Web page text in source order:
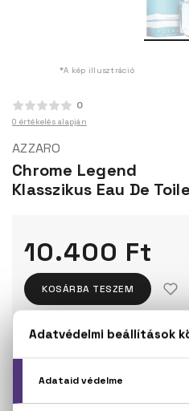
*A kép illusztráció
0
0 értékelés alapján
AZZARO
Chrome Legend
Klasszikus Eau De
10.400 Ft
KOSÁRBA TESZEM
Törzsvásárlóknak csak:9.880 Ft
75 ml